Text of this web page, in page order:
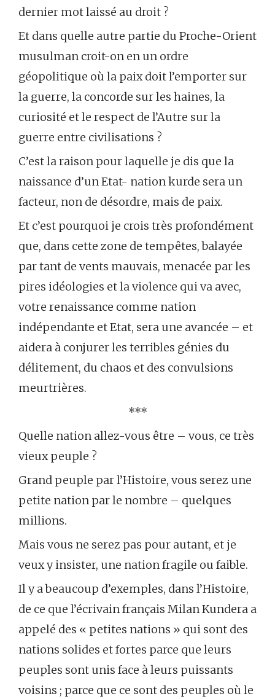
dernier mot laissé au droit ?
Et dans quelle autre partie du Proche-Orient
musulman croit-on en un ordre
géopolitique où la paix doit l’emporter sur
la guerre, la concorde sur les haines, la
curiosité et le respect de l’Autre sur la
guerre entre civilisations ?
C’est la raison pour laquelle je dis que la
naissance d’un Etat- nation kurde sera un
facteur, non de désordre, mais de paix.
Et c’est pourquoi je crois très profondément
que, dans cette zone de tempêtes, balayée
par tant de vents mauvais, menacée par les
pires idéologies et la violence qui va avec,
votre renaissance comme nation
indépendante et Etat, sera une avancée – et
aidera à conjurer les terribles génies du
délitement, du chaos et des convulsions
meurtrières.
***
Quelle nation allez-vous être – vous, ce très
vieux peuple ?
Grand peuple par l’Histoire, vous serez une
petite nation par le nombre – quelques
millions.
Mais vous ne serez pas pour autant, et je
veux y insister, une nation fragile ou faible.
Il y a beaucoup d’exemples, dans l’Histoire,
de ce que l’écrivain français Milan Kundera a
appelé des « petites nations » qui sont des
nations solides et fortes parce que leurs
peuples sont unis face à leurs puissants
voisins ; parce que ce sont des peuples où le